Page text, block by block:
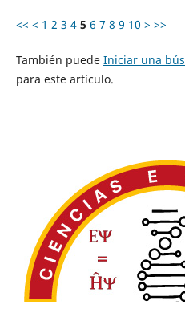
<< < 1 2 3 4 5 6 7 8 9 10 > >>
También puede Iniciar una
para este artículo.